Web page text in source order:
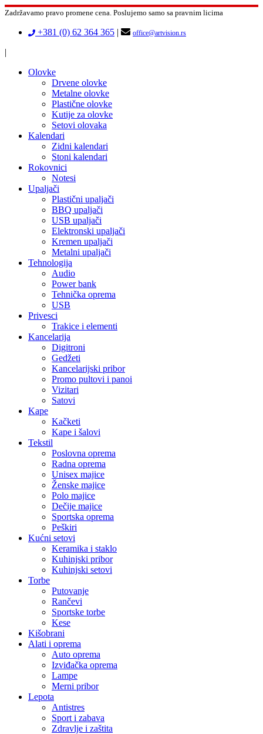
Zadržavamo pravo promene cena. Poslujemo samo sa pravnim licima
+381 (0) 62 364 365 | office@artvision.rs
|
Olovke
Drvene olovke
Metalne olovke
Plastične olovke
Kutije za olovke
Setovi olovaka
Kalendari
Zidni kalendari
Stoni kalendari
Rokovnici
Notesi
Upaljači
Plastični upaljači
BBQ upaljači
USB upaljači
Elektronski upaljači
Kremen upaljači
Metalni upaljači
Tehnologija
Audio
Power bank
Tehnička oprema
USB
Privesci
Trakice i elementi
Kancelarija
Digitroni
Gedžeti
Kancelarijski pribor
Promo pultovi i panoi
Vizitari
Satovi
Kape
Kačketi
Kape i šalovi
Tekstil
Poslovna oprema
Radna oprema
Unisex majice
Ženske majice
Polo majice
Dečije majice
Sportska oprema
Peškiri
Kućni setovi
Keramika i staklo
Kuhinjski pribor
Kuhinjski setovi
Torbe
Putovanje
Rančevi
Sportske torbe
Kese
Kišobrani
Alati i oprema
Auto oprema
Izviđačka oprema
Lampe
Merni pribor
Lepota
Antistres
Sport i zabava
Zdravlje i zaštita